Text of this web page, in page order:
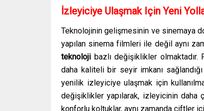
İzleyiciye Ulaşmak Için Yeni
Teknolojinin gelişmesinin ve sinemaya
yapılan sinema filmleri ile değil aynı
teknoloji bazlı değişiklikler
daha kaliteli bir seyir imkanı
yenilik izleyiciye ulaşmak için
değişiklikler yapılarak, izleyicinin
konforlu koltuklar, aynı zamanda çiftler